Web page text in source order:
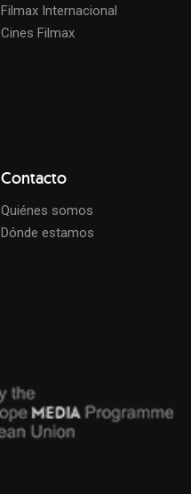
Filmax Internacional
Cines Filmax
Contacto
Quiénes somos
Dónde estamos